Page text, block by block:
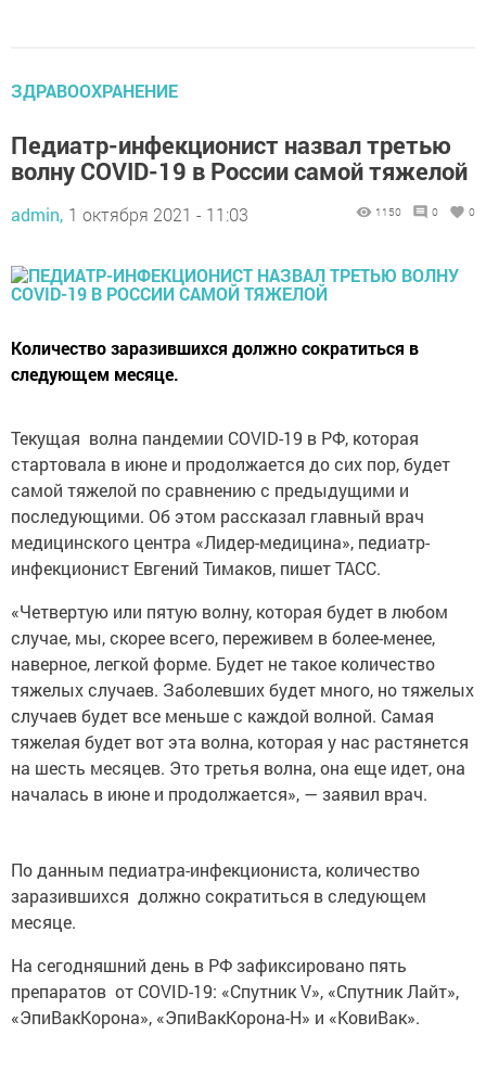
ЗДРАВООХРАНЕНИЕ
Педиатр-инфекционист назвал третью
волну COVID-19 в России самой тяжелой
admin, 1 октября 2021 - 11:03 1150 0 0
Количество заразившихся должно сократиться в
следующем месяце.
Текущая волна пандемии COVID-19 в РФ, которая
стартовала в июне и продолжается до сих пор, будет
самой тяжелой по сравнению с предыдущими и
последующими. Об этом рассказал главный врач
медицинского центра «Лидер-медицина», педиатр-
инфекционист Евгений Тимаков, пишет ТАСС.
«Четвертую или пятую волну, которая будет в любом
случае, мы, скорее всего, переживем в более-менее,
наверное, легкой форме. Будет не такое количество
тяжелых случаев. Заболевших будет много, но тяжелых
случаев будет все меньше с каждой волной. Самая
тяжелая будет вот эта волна, которая у нас растянется
на шесть месяцев. Это третья волна, она еще идет, она
началась в июне и продолжается», — заявил врач.
По данным педиатра-инфекциониста, количество
заразившихся должно сократиться в следующем
месяце.
На сегодняшний день в РФ зафиксировано пять
препаратов от COVID-19: «Спутник V», «Спутник Лайт»,
«ЭпиВакКорона», «ЭпиВакКорона-Н» и «КовиВак».